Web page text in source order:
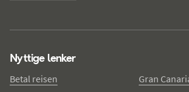
Nyttige lenker
Betal reisen
Gran